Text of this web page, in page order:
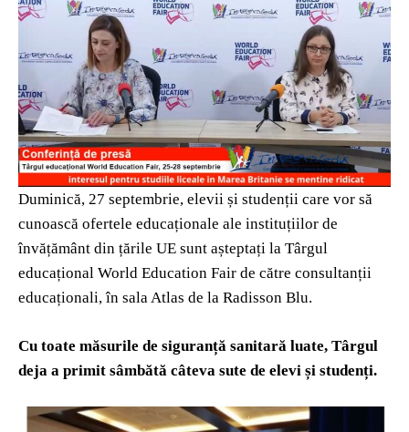
Duminică, 27 septembrie, elevii și studenții care vor să
cunoască ofertele educaționale ale instituțiilor de
învățământ din țările UE sunt așteptați la Târgul
educațional World Education Fair de către consultanții
educaționali, în sala Atlas de la Radisson Blu.
Cu toate măsurile de siguranță sanitară luate, Târgul
deja a primit sâmbătă câteva sute de elevi și studenți.